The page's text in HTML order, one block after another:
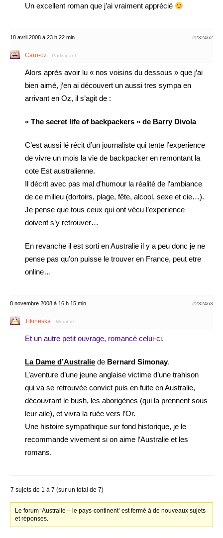
Un excellent roman que j’ai vraiment apprécié
18 avril 2008 à 23 h 22 min #232462
Caro-oz Participant
Alors après avoir lu « nos voisins du dessous » que j’ai
bien aimé, j’en ai découvert un aussi tres sympa en
arrivant en Oz, il s’agit de :
« The secret life of backpackers » de Barry Divola
C’est aussi lé récit d’un journaliste qui tente l’experience
de vivre un mois la vie de backpacker en remontant la
cote Est australienne.
Il décrit avec pas mal d’humour la réalité de l’ambiance
de ce milieu (dortoirs, plage, fête, alcool, sexe et cie…).
Je pense que tous ceux qui ont vécu l’experience
doivent s’y retrouver…
En revanche il est sorti en Australie il y a peu donc je ne
pense pas qu’on puisse le trouver en France, peut etre
online…
8 novembre 2008 à 16 h 15 min #232463
Tikineska Membre
Et un autre petit ouvrage, romancé celui-ci.
La Dame d’Australie de Bernard Simonay.
L’aventure d’une jeune anglaise victime d’une trahison
qui va se retrouvée convict puis en fuite en Australie,
découvrant le bush, les aborigènes (qui la prennent sous
leur aile), et vivra la ruée vers l’Or.
Une histoire sympathique sur fond historique, je le
recommande vivement si on aime l’Australie et les
romans.
7 sujets de 1 à 7 (sur un total de 7)
Le forum ‘Australie – le pays-continent’ est fermé à de nouveaux sujets
et réponses.